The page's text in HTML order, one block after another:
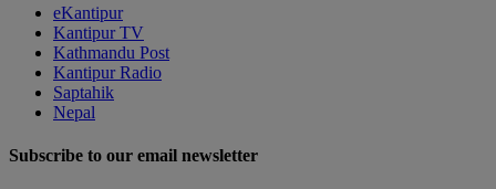
eKantipur
Kantipur TV
Kathmandu Post
Kantipur Radio
Saptahik
Nepal
Subscribe to our email newsletter